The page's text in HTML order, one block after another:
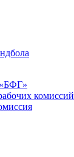
комиссий